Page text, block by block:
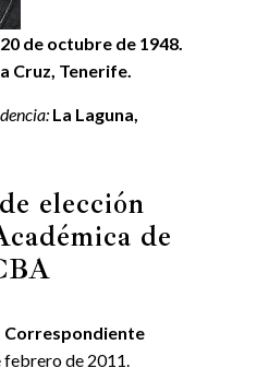
20 de octubre de 1948.
Cruz, Tenerife.
La Laguna,
elección
de
Correspondiente
febrero de 2011.